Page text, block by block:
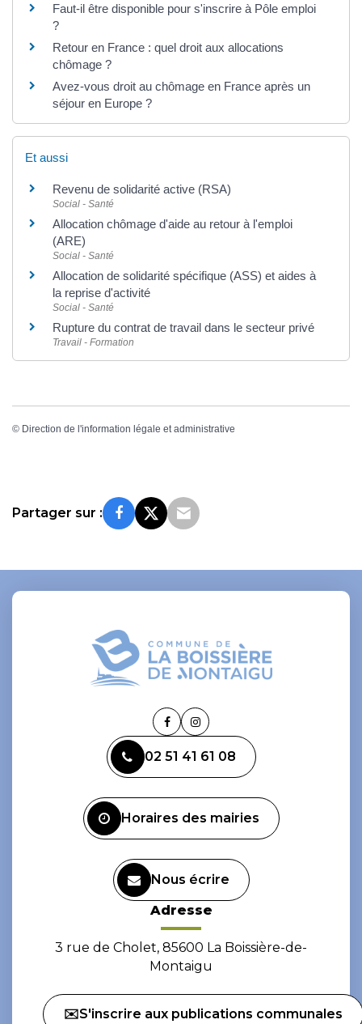
Faut-il être disponible pour s'inscrire à Pôle emploi
?
Retour en France : quel droit aux allocations
chômage ?
Avez-vous droit au chômage en France après un
séjour en Europe ?
Et aussi
Revenu de solidarité active (RSA)
Social - Santé
Allocation chômage d'aide au retour à l'emploi
(ARE)
Social - Santé
Allocation de solidarité spécifique (ASS) et aides à
la reprise d'activité
Social - Santé
Rupture du contrat de travail dans le secteur privé
Travail - Formation
© Direction de l'information légale et administrative
Partager sur :
Lien
le
compte
Lien
le
compte
02 51 41 61 08
Horaires des mairies
Nous écrire
Adresse
3 rue de Cholet, 85600 La Boissière-de-
Montaigu
✉️S'inscrire aux publications communales